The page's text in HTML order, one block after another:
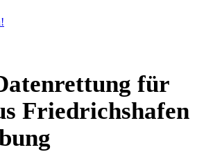
für
Friedrichshafen